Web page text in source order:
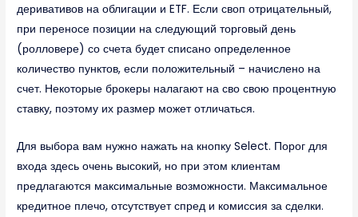
деривативов на облигации и ETF. Если своп отрицательный,
при переносе позиции на следующий торговый день
(ролловере) со счета будет списано определенное
количество пунктов, если положительный – начислено на
счет. Некоторые брокеры налагают на сво свою процентную
ставку, поэтому их размер может отличаться.
Для выбора вам нужно нажать на кнопку Select. Порог для
входа здесь очень высокий, но при этом клиентам
предлагаются максимальные возможности. Максимальное
кредитное плечо, отсутствует спред и комиссия за сделки.